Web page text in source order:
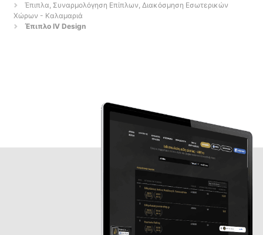
Έπιπλα, Συναρμολόγηση Επίπλων, Διακόσμηση Εσωτερικών
Χώρων - Καλαμαριά
Έπιπλο IV Design